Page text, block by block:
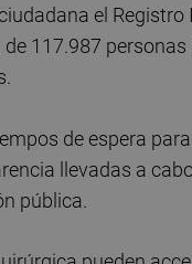
el
117.987
de espera
llevadas a
pública.